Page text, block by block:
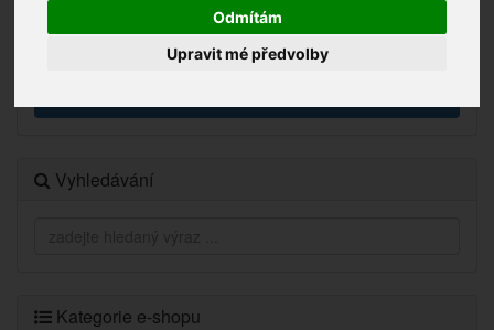
Odmítám
Upravit mé předvolby
Vyhledávání
Kategorie e-shopu